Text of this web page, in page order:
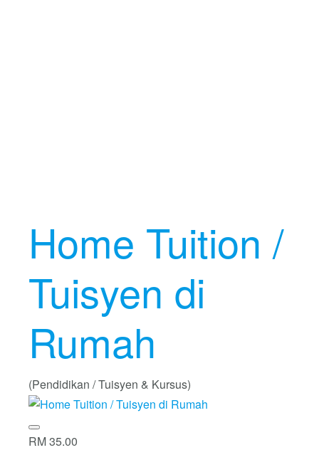
Home Tuition /
Tuisyen di
Rumah
(Pendidikan / Tuisyen & Kursus)
RM 35.00